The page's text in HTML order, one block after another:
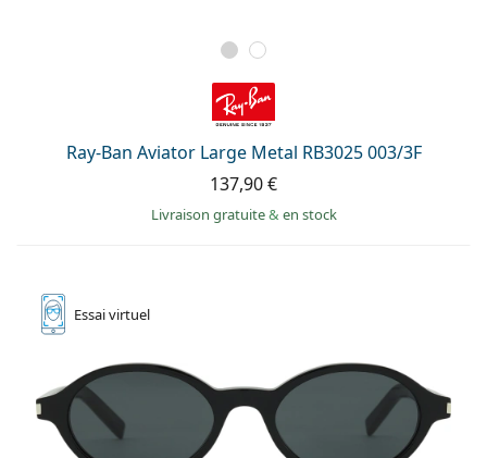
Ray-Ban Aviator Large Metal RB3025 003/3F
137,90 €
Livraison gratuite& en stock
Essaivirtuel